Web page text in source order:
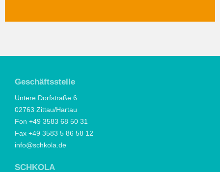
Geschäftsstelle
Untere Dorfstraße 6
02763 Zittau/Hartau
Fon +49 3583 68 50 31
Fax +49 3583 5 86 58 12
info@schkola.de
SCHKOLA